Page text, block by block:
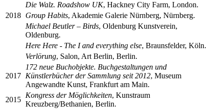
Die Walz. Roadshow UK, Hackney City Farm, London.
2018 Group Habits, Akademie Galerie Nürnberg, Nürnberg.
Michael Beutler – Birds, Oldenburg Kunstverein,
Oldenburg.
Here Here - The I and everything else, Braunsfelder, Köln.
Verlörung, Salon, Art Berlin, Berlin.
2017
172 neue Buchobjekte. Buchgestaltungen und
Künstlerbücher der Sammlung seit 2012, Museum
Angewandte Kunst, Frankfurt am Main.
2015
Kongress der Möglichkeiten, Kunstraum
Kreuzberg/Bethanien, Berlin.